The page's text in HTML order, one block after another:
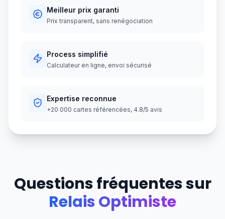
Meilleur prix garanti
Prix transparent, sans renégociation
Process simplifié
Calculateur en ligne, envoi sécurisé
Expertise reconnue
+20 000 cartes référencées, 4.8/5 avis
Questions fréquentes sur
Relais Optimiste